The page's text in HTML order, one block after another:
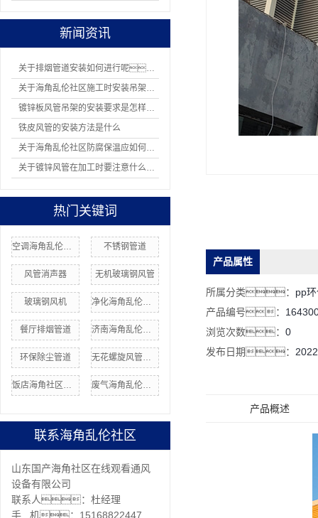
新闻资讯
关于排烟管道安装如何进行呢？
关于海角乱伦社区施工时安装吊架有哪8项规定
镀锌板风管吊架的安装要求是怎样的？
铁皮风管的安装方法是什么
关于海角乱伦社区防腐保温应如何操作
关于镀锌风管在加工时要注意什么问题
热门关键词
不锈钢管道
风管消声器 无机玻璃钢风管
玻璃钢风机
餐厅排烟管道
环保除尘管道
联系海角乱伦社区
山东国产海角社区在线观看通风
设备有限公司
联系人：杜经理
手 机：15168822447
产品属性
所属分类： pp
产品编号：
浏览次数： 0
发布日期：
产品概述